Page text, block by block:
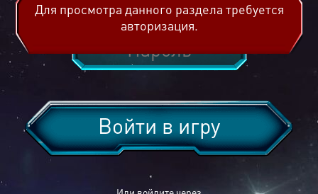
Войти в игру
Для просмотра данного раздела требуется
авторизация.